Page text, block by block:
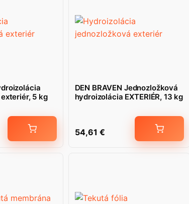
5 kg
DEN BRAVEN Jednozložková
hydroizolácia EXTERIÉR, 13 kg
54,61 €